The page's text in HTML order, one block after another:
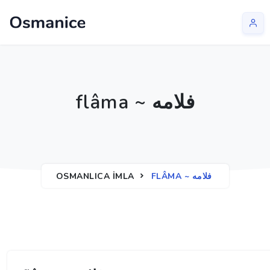
flâma ~ فلامه
OSMANLICA İMLA FLÂMA ~ فلامه